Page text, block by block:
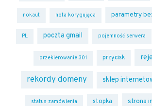
nokaut nota korygująca parametry
PL poczta gmail pojemność serwera
przekierowanie 301 przycisk
rekordy domeny sklep
status zamówienia stopka strona